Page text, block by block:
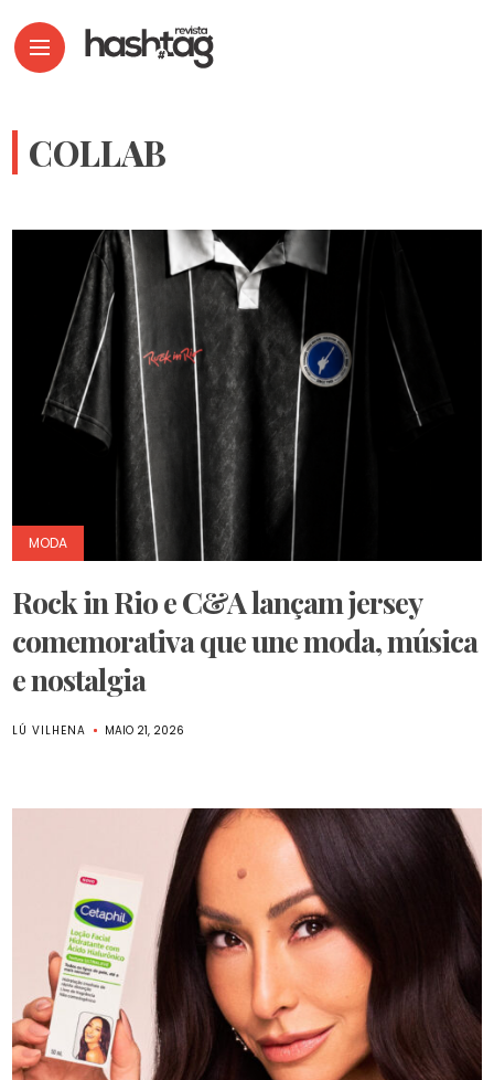
COLLAB
MODA
Rock in Rio e C&A lançam jersey
comemorativa que une moda, música
e nostalgia
LÚ VILHENA MAIO 21, 2026